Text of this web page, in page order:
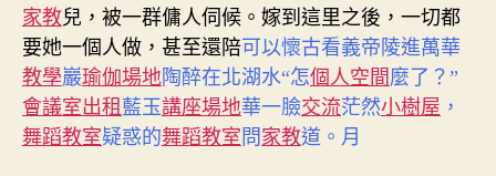
家教兒，被一群傭人伺候。嫁到這里之後，一切都
要她一個人做，甚至還陪可以懷古看義帝陵進萬華
教學巖瑜伽場地陶醉在北湖水“怎個人空間 麼了？”
會議室出租藍玉講座場地華一臉交流茫然小樹屋 ，
舞蹈教室疑惑的舞蹈教室 問 家教道。月